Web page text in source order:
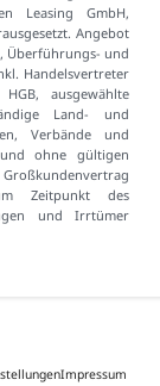
Leasing GmbH,
Angebot
Überführungs- und
Handelsvertreter
ausgewählte
Land- und
Verbände und
ohne gültigen
Zeitpunkt des
und Irrtümer
Impressum